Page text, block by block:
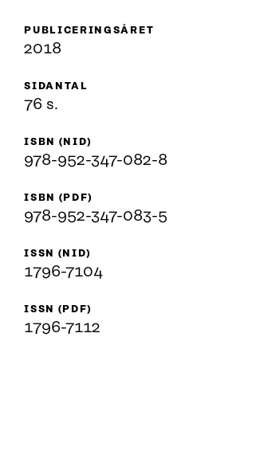
PUBLICERINGSÅRET
2018
SIDANTAL
76 s.
ISBN (NID)
978-952-347-082-8
ISBN (PDF)
978-952-347-083-5
ISSN (NID)
1796-7104
ISSN (PDF)
1796-7112